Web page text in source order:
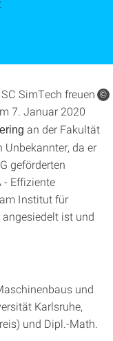
SimTech freuen
7. Januar 2020
an der Fakultät
Unbekannter, da er
geförderten
- Effiziente
Institut für
ist und
und
Karlsruhe,
und Dipl.-Math.
©